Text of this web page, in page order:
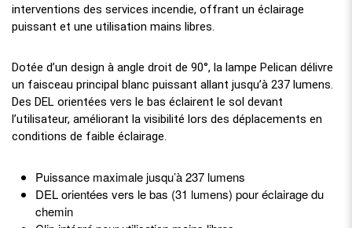
interventions des services incendie, offrant un éclairage
puissant et une utilisation mains libres.
Dotée d’un design à angle droit de 90°, la lampe Pelican délivre
un faisceau principal blanc puissant allant jusqu’à 237 lumens.
Des DEL orientées vers le bas éclairent le sol devant
l’utilisateur, améliorant la visibilité lors des déplacements en
conditions de faible éclairage.
Puissance maximale jusqu’à 237 lumens
DEL orientées vers le bas (31 lumens) pour éclairage du
chemin